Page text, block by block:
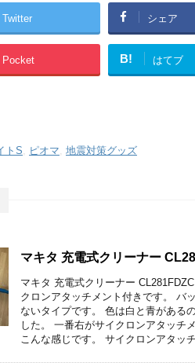
Twitter シェア
Pocket B! はてブ
トS, ピオマ, 地震対策グッズ
マキタ 充電式クリーナー
マキタ 充電式クリーナー
クロンアタッチメント付きです。 バ
ないタイプです。 色は白と青がある
した。 一番右がサイクロンアタッチ
こんな感じです。 サイクロンアタッ